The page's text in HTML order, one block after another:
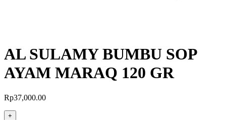
AL SULAMY BUMBU SOP
AYAM MARAQ 120 GR
Rp37,000.00
+